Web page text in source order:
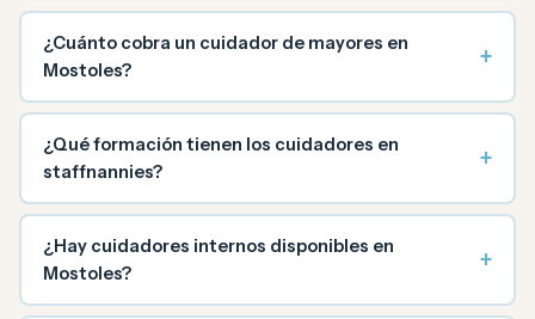
¿Cuánto cobra un cuidador de mayores en
Mostoles?
+
¿Qué formación tienen los cuidadores en
staffnannies?
+
¿Hay cuidadores internos disponibles en
Mostoles?
+